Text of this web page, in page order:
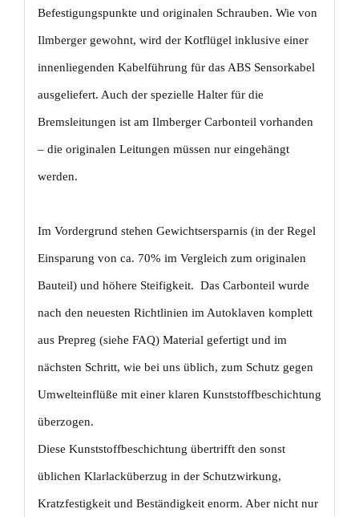
Befestigungspunkte und originalen Schrauben. Wie von
Ilmberger gewohnt, wird der Kotflügel inklusive einer
innenliegenden Kabelführung für das ABS Sensorkabel
ausgeliefert. Auch der spezielle Halter für die
Bremsleitungen ist am Ilmberger Carbonteil vorhanden
– die originalen Leitungen müssen nur eingehängt
werden.
Im Vordergrund stehen Gewichtsersparnis (in der Regel
Einsparung von ca. 70% im Vergleich zum originalen
Bauteil) und höhere Steifigkeit. Das Carbonteil wurde
nach den neuesten Richtlinien im Autoklaven komplett
aus Prepreg (siehe FAQ) Material gefertigt und im
nächsten Schritt, wie bei uns üblich, zum Schutz gegen
Umwelteinflüße mit einer klaren Kunststoffbeschichtung
überzogen.
Diese Kunststoffbeschichtung übertrifft den sonst
üblichen Klarlacküberzug in der Schutzwirkung,
Kratzfestigkeit und Beständigkeit enorm. Aber nicht nur